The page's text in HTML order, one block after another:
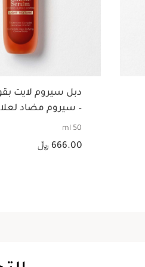
دبل سيروم لايت
– سيروم مضاد
التقدم في السن
50 ml
السعر الحالي هو 666.00 ﷼
666.00 ﷼